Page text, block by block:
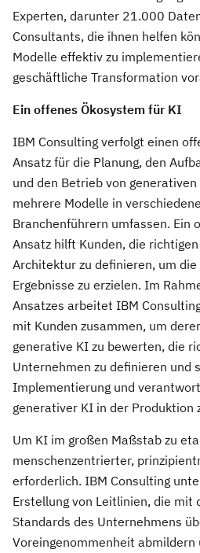
Experten, darunter 21.000
Consultants, die ihnen helfen
Modelle effektiv zu
geschäftliche Transformation
Ein offenes Ökosystem für KI
IBM Consulting verfolgt einen
Ansatz für die Planung, den
und den Betrieb von
mehrere Modelle in
Branchenführern umfassen. Ein
Ansatz hilft Kunden, die
Architektur zu definieren, um
Ergebnisse zu erzielen. Im
Ansatzes arbeitet IBM
mit Kunden zusammen, um
generative KI zu bewerten, die
Unternehmen zu definieren und
Implementierung und
generativer KI in der Produktion
Um KI im großen Maßstab zu
menschenzentrierter,
erforderlich. IBM Consulting
Erstellung von Leitlinien, die mit
Standards des Unternehmens
Voreingenommenheit